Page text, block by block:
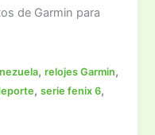
de Garmin para
,relojes Garmin,
,serie fenix 6,